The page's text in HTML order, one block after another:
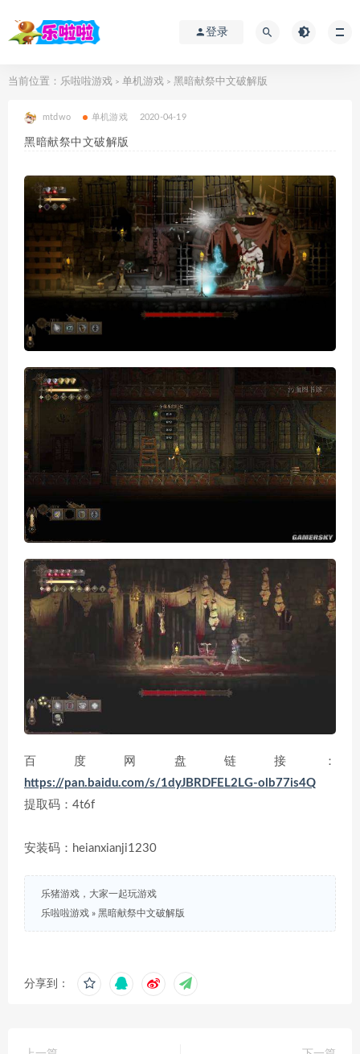
登录
当前位置： 乐啦啦游戏 > 单机游戏 > 黑暗献祭中文破解版
mtdwo 单机游戏 2020-04-19
黑暗献祭中文破解版
百度网盘链接：
https://pan.baidu.com/s/1dyJBRDFEL2LG-olb77is4Q
提取码：4t6f
安装码：heianxianji1230
乐猪游戏，大家一起玩游戏
乐啦啦游戏 » 黑暗献祭中文破解版
分享到：